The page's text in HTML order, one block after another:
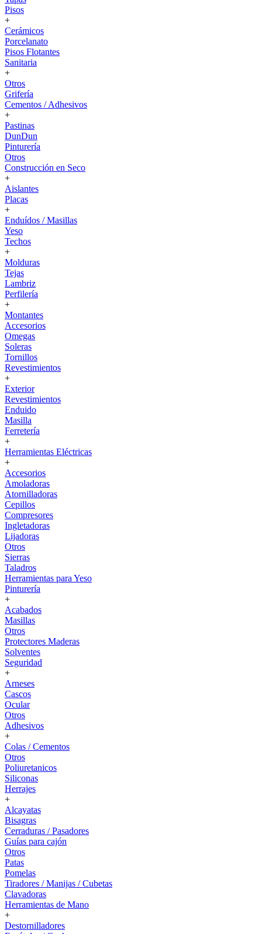
Pisos
+
Cerámicos
Porcelanato
Pisos Flotantes
Sanitaria
+
Otros
Grifería
Cementos / Adhesivos
+
Pastinas
DunDun
Pinturería
Otros
Construcción en Seco
+
Aislantes
Placas
+
Enduídos / Masillas
Yeso
Techos
+
Molduras
Tejas
Lambriz
Perfilería
+
Montantes
Accesorios
Omegas
Soleras
Tornillos
Revestimientos
+
Exterior
Revestimientos
Enduido
Masilla
Ferretería
+
Herramientas Eléctricas
+
Accesorios
Amoladoras
Atornilladoras
Cepillos
Compresores
Ingletadoras
Lijadoras
Otros
Sierras
Taladros
Herramientas para Yeso
Pinturería
+
Acabados
Masillas
Otros
Protectores Maderas
Solventes
Seguridad
+
Arneses
Cascos
Ocular
Otros
Adhesivos
+
Colas / Cementos
Otros
Poliuretanicos
Siliconas
Herrajes
+
Alcayatas
Bisagras
Cerraduras / Pasadores
Guías para cajón
Otros
Patas
Pomelas
Tiradores / Manijas / Cubetas
Clavadoras
Herramientas de Mano
+
Destornilladores